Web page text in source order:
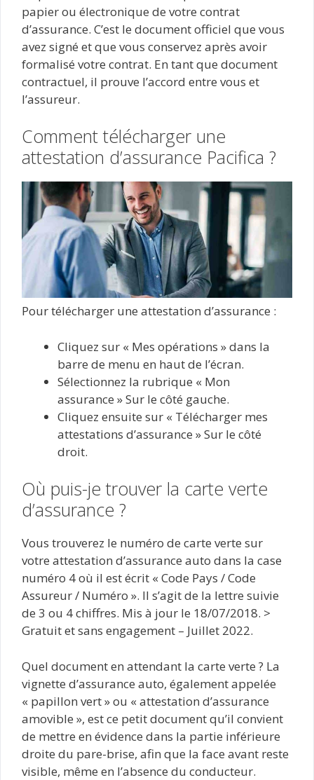
papier ou électronique de votre contrat
d’assurance. C’est le document officiel que vous
avez signé et que vous conservez après avoir
formalisé votre contrat. En tant que document
contractuel, il prouve l’accord entre vous et
l’assureur.
Comment télécharger une
attestation d’assurance Pacifica ?
Pour télécharger une attestation d’assurance :
Cliquez sur « Mes opérations » dans la
barre de menu en haut de l’écran.
Sélectionnez la rubrique « Mon
assurance » Sur le côté gauche.
Cliquez ensuite sur « Télécharger mes
attestations d’assurance » Sur le côté
droit.
Où puis-je trouver la carte verte
d’assurance ?
Vous trouverez le numéro de carte verte sur
votre attestation d’assurance auto dans la case
numéro 4 où il est écrit « Code Pays / Code
Assureur / Numéro ». Il s’agit de la lettre suivie
de 3 ou 4 chiffres. Mis à jour le 18/07/2018. >
Gratuit et sans engagement – Juillet 2022.
Quel document en attendant la carte verte ? La
vignette d’assurance auto, également appelée
« papillon vert » ou « attestation d’assurance
amovible », est ce petit document qu’il convient
de mettre en évidence dans la partie inférieure
droite du pare-brise, afin que la face avant reste
visible, même en l’absence du conducteur.